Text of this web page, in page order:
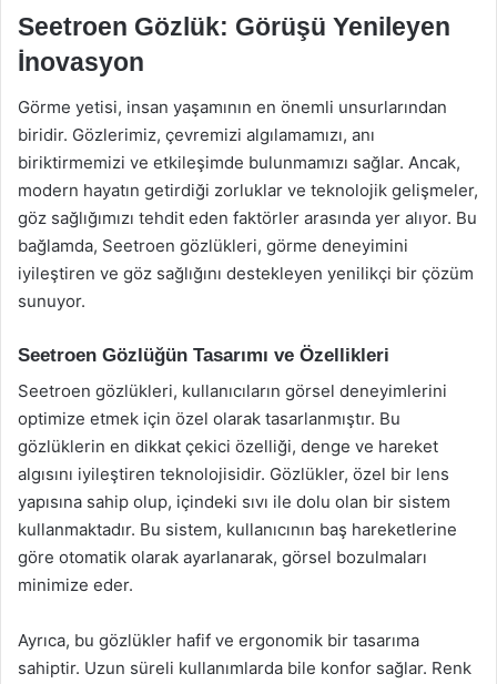
Seetroen Gözlük: Görüşü Yenileyen
İnovasyon
Görme yetisi, insan yaşamının en önemli unsurlarından
biridir. Gözlerimiz, çevremizi algılamamızı, anı
biriktirmemizi ve etkileşimde bulunmamızı sağlar. Ancak,
modern hayatın getirdiği zorluklar ve teknolojik gelişmeler,
göz sağlığımızı tehdit eden faktörler arasında yer alıyor. Bu
bağlamda, Seetroen gözlükleri, görme deneyimini
iyileştiren ve göz sağlığını destekleyen yenilikçi bir çözüm
sunuyor.
Seetroen Gözlüğün Tasarımı ve Özellikleri
Seetroen gözlükleri, kullanıcıların görsel deneyimlerini
optimize etmek için özel olarak tasarlanmıştır. Bu
gözlüklerin en dikkat çekici özelliği, denge ve hareket
algısını iyileştiren teknolojisidir. Gözlükler, özel bir lens
yapısına sahip olup, içindeki sıvı ile dolu olan bir sistem
kullanmaktadır. Bu sistem, kullanıcının baş hareketlerine
göre otomatik olarak ayarlanarak, görsel bozulmaları
minimize eder.
Ayrıca, bu gözlükler hafif ve ergonomik bir tasarıma
sahiptir. Uzun süreli kullanımlarda bile konfor sağlar. Renk